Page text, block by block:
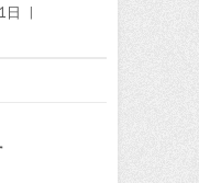
日
|